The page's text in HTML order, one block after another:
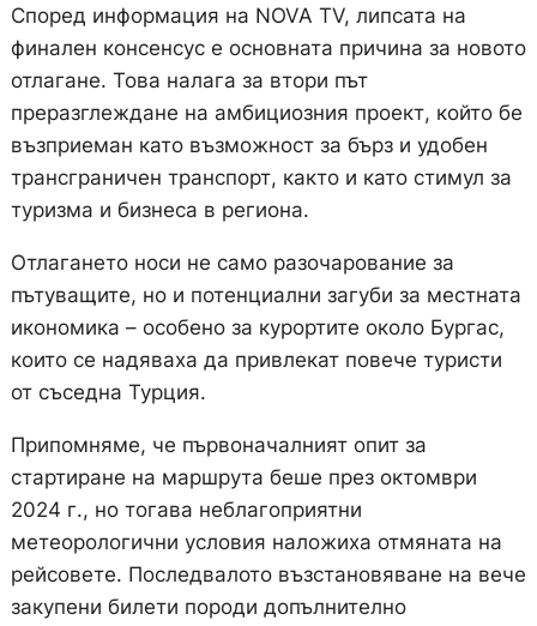
Според информация на NOVA TV, липсата на
финален консенсус е основната причина за новото
отлагане. Това налага за втори път
преразглеждане на амбициозния проект, който бе
възприеман като възможност за бърз и удобен
трансграничен транспорт, както и като стимул за
туризма и бизнеса в региона.
Отлагането носи не само разочарование за
пътуващите, но и потенциални загуби за местната
икономика – особено за курортите около Бургас,
които се надяваха да привлекат повече туристи
от съседна Турция.
Припомняме, че първоначалният опит за
стартиране на маршрута беше през октомври
2024 г., но тогава неблагоприятни
метеорологични условия наложиха отмяната на
рейсовете. Последвалото възстановяване на вече
закупени билети породи допълнително